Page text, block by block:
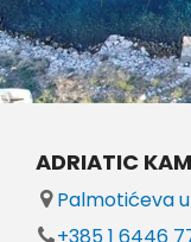
ADRIATIC
Palmotićeva